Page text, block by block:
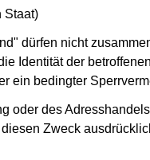
Staat)
dürfen nicht
Identität der
ein bedingter
oder des
Zweck